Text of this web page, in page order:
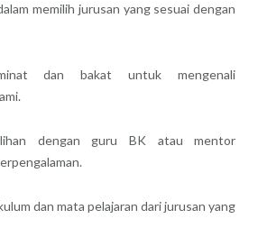
memilih jurusan yang sesuai dengan
dan bakat untuk mengenali
dengan guru BK atau mentor
dan mata pelajaran dari jurusan yang